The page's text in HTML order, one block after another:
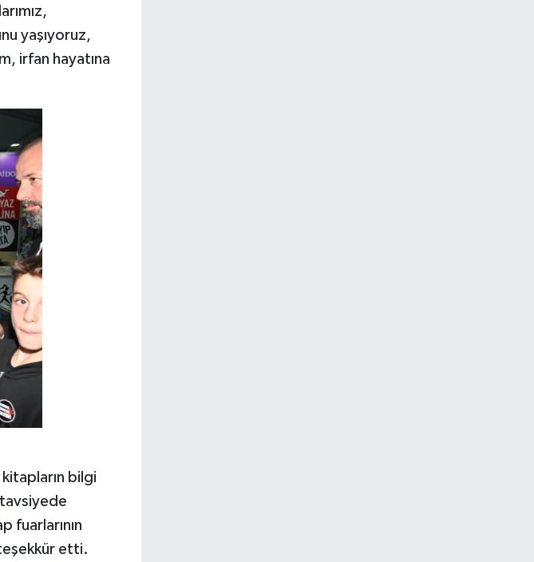
yaşıyoruz,
irfan hayatına
bilgi
fuarlarının
etti.